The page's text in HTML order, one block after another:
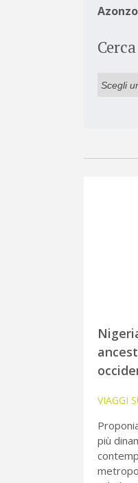
VIAGGI
più